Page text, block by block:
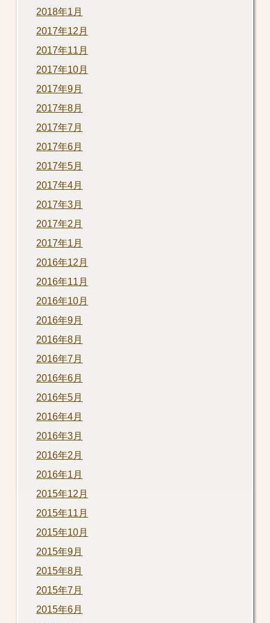
2018年1月
2017年12月
2017年11月
2017年10月
2017年9月
2017年8月
2017年7月
2017年6月
2017年5月
2017年4月
2017年3月
2017年2月
2017年1月
2016年12月
2016年11月
2016年10月
2016年9月
2016年8月
2016年7月
2016年6月
2016年5月
2016年4月
2016年3月
2016年2月
2016年1月
2015年12月
2015年11月
2015年10月
2015年9月
2015年8月
2015年7月
2015年6月